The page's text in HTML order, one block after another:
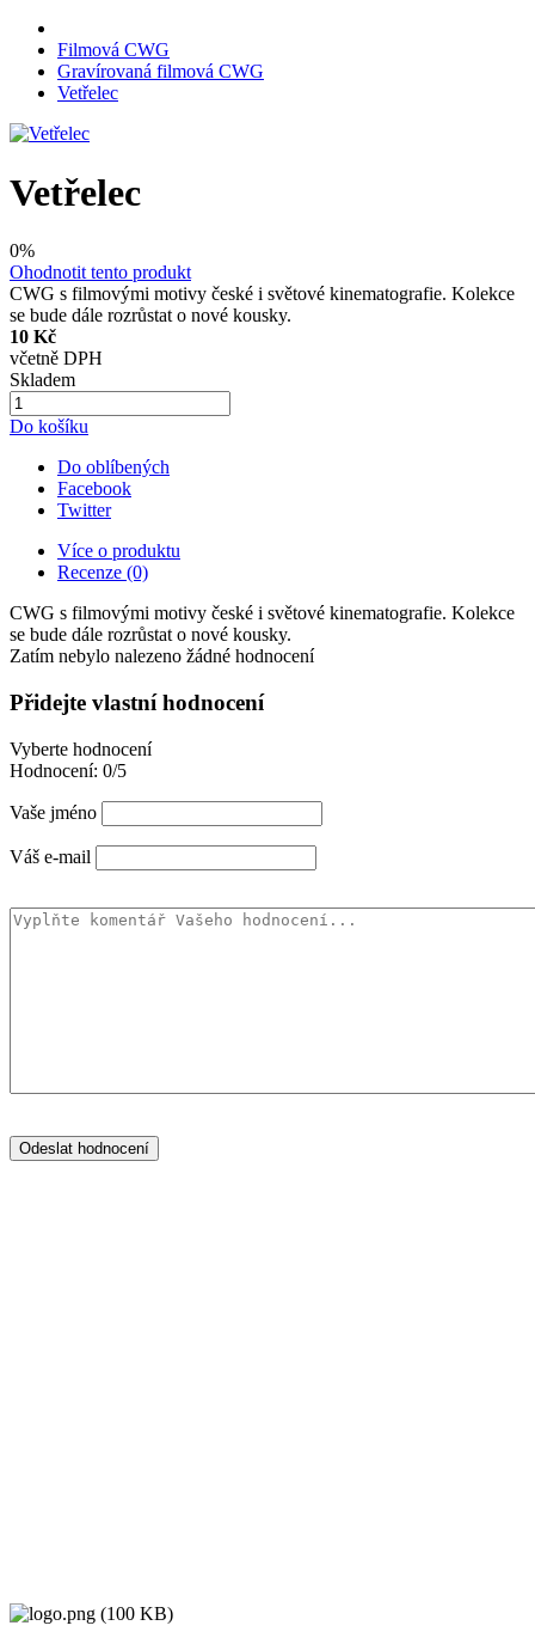
Filmová CWG
Gravírovaná filmová CWG
Vetřelec
Vetřelec
0%
Ohodnotit tento produkt
CWG s filmovými motivy české i světové kinematografie. Kolekce
se bude dále rozrůstat o nové kousky.
10 Kč
včetně DPH
Skladem
Do košíku
Do oblíbených
Facebook
Twitter
Více o produktu
Recenze (0)
CWG s filmovými motivy české i světové kinematografie. Kolekce
se bude dále rozrůstat o nové kousky.
Zatím nebylo nalezeno žádné hodnocení
Přidejte vlastní hodnocení
Vyberte hodnocení
Hodnocení: 0/5
Vaše jméno
Váš e-mail